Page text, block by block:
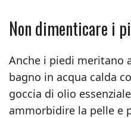
Non dimenticare i
Anche i piedi meritano
bagno in acqua calda
goccia di olio
ammorbidire la pelle e